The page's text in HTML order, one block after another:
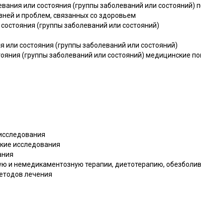
или состояния (группы заболеваний или
и проблем, связанных со здоровьем
(группы заболеваний или состояний)
или состояния (группы заболеваний или состояний)
(группы заболеваний или состояний) медицинские
исследования
и немедикаментозную терапии, диетотерапию,
лечения